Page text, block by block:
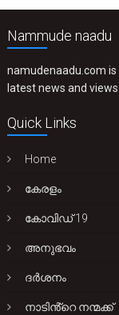
Nammude naadu
namudenaadu.com
latest news and views.
Quick Links
Home
കേരളം
കോവിഡ് 19
അനുഭവം
ദർശനം
നാടിൻ്റെ നന്മക്ക്